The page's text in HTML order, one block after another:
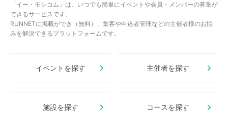
「イー・モシコム」は、いつでも簡単にイベントや会員・メンバーの募集が
できるサービスです。
RUNNETに掲載ができ（無料）、集客や申込者管理などの主催者様のお悩
みを解決できるプラットフォームです。
イベントを探す 主催者を探す
施設を探す コースを探す